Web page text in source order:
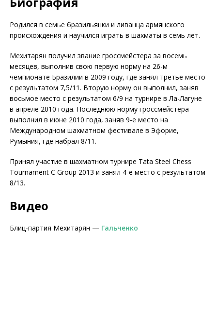
Родился в семье бразильянки и ливанца армянского
происхождения и научился играть в шахматы в семь лет.
Мехитарян получил звание гроссмейстера за восемь
месяцев, выполнив свою первую норму на 26-м
чемпионате Бразилии в 2009 году, где занял третье место
с результатом 7,5/11. Вторую норму он выполнил, заняв
восьмое место с результатом 6/9 на турнире в Ла-Лагуне
в апреле 2010 года. Последнюю норму гроссмейстера
выполнил в июне 2010 года, заняв 9-е место на
Международном шахматном фестивале в Эфорие,
Румыния, где набрал 8/11.
Принял участие в шахматном турнире Tata Steel Chess
Tournament C Group 2013 и занял 4-е место с результатом
8/13.
Видео
Блиц-партия Мехитарян — Гальченко